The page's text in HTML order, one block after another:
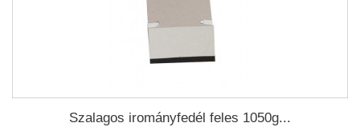
Szalagos irományfedél feles 1050g...